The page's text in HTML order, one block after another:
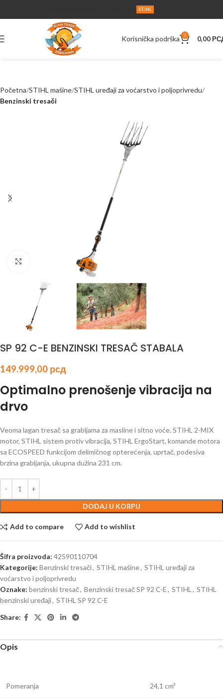
STIHL
Korisnička podrška 0 0,00
Početna STIHL mašine STIHL uređaji za voćarstvo i poljoprivredu
Benzinski tresači
Click to enlarge
SP 92 C-E BENZINSKI TRESAČ STABALA
149.999,00 рсд
Optimalno prenošenje vibracija na
drvo
Veoma lagan tresač sa grabljama za masline i sitno voće. STIHL 2-MIX
motor, STIHL sistem protiv vibracija, STIHL ErgoStart, komande motora
sa ECOSPEED funkcijom delimičnog opterećenja, uprtač, podesiva
brzina grabljanja, ukupna dužina 231 cm.
DODAJ U KORPU
Add to compare Add to wishlist
Šifra proizvoda: 42590110704
Kategorije: Benzinski tresači, STIHL mašine, STIHL uređaji za
voćarstvo i poljoprivredu
Oznake: benzinski tresač, Benzinski tresač SP 92 C-E, STIHL , STIHL
benzinski uređaji, STIHL SP 92 C-E
Share:
Opis
Pomeranja 24,1 cm³